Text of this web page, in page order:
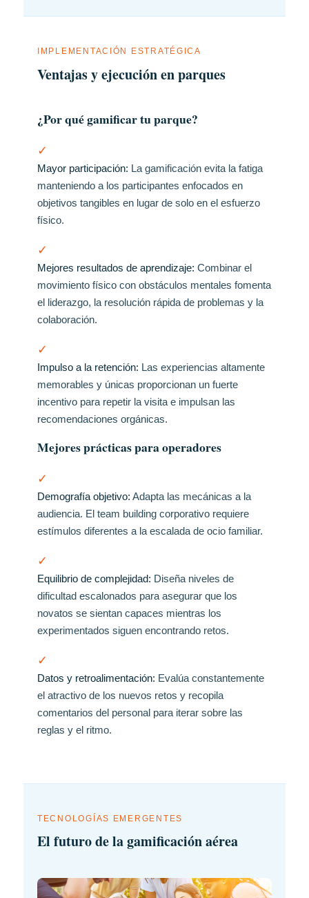
IMPLEMENTACIÓN ESTRATÉGICA
Ventajas y ejecución en parques
¿Por qué gamificar tu parque?
✓
Mayor participación: La gamificación evita la fatiga
manteniendo a los participantes enfocados en
objetivos tangibles en lugar de solo en el esfuerzo
físico.
✓
Mejores resultados de aprendizaje: Combinar el
movimiento físico con obstáculos mentales fomenta
el liderazgo, la resolución rápida de problemas y la
colaboración.
✓
Impulso a la retención: Las experiencias altamente
memorables y únicas proporcionan un fuerte
incentivo para repetir la visita e impulsan las
recomendaciones orgánicas.
Mejores prácticas para operadores
✓
Demografía objetivo: Adapta las mecánicas a la
audiencia. El team building corporativo requiere
estímulos diferentes a la escalada de ocio familiar.
✓
Equilibrio de complejidad: Diseña niveles de
dificultad escalonados para asegurar que los
novatos se sientan capaces mientras los
experimentados siguen encontrando retos.
✓
Datos y retroalimentación: Evalúa constantemente
el atractivo de los nuevos retos y recopila
comentarios del personal para iterar sobre las
reglas y el ritmo.
TECNOLOGÍAS EMERGENTES
El futuro de la gamificación aérea